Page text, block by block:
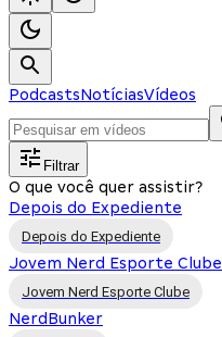
PodcastsNotíciasVídeos
Filtrar
O que você quer assistir?
Depois do Expediente
Depois do Expediente
Jovem Nerd Esporte Clube
Jovem Nerd Esporte Clube
NerdBunker